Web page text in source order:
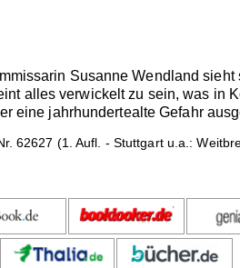
Susanne Wendland
alles verwickelt zu sein, was in
eine jahrhundertealte Gefahr
62627 (1. Aufl. - Stuttgart u.a.: